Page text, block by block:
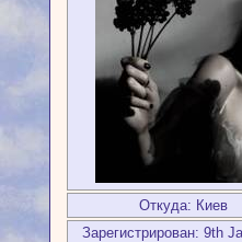
Откуда: Киев
Зарегистрирован: 9th